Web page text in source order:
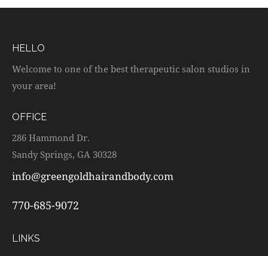
HELLO
Welcome to one of the best therapeutic salon studios in
your area!
OFFICE
286 Hammond Dr.
Sandy Springs, GA 30328
info@greengoldhairandbody.com
770-685-9072
LINKS